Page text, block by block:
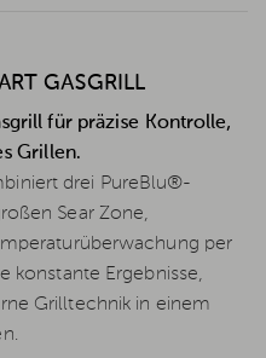
GASGRILL
für präzise Kontrolle,
Grillen.
drei PureBlu®-
Sear Zone,
per
konstante Ergebnisse,
Grilltechnik in einem